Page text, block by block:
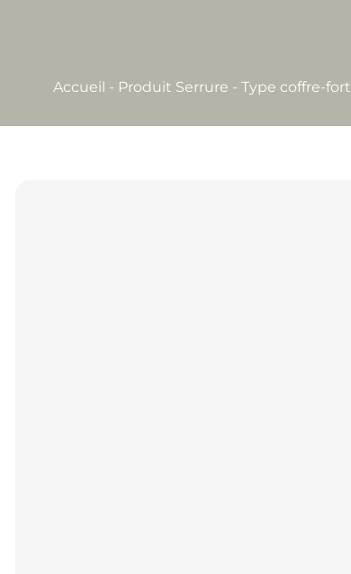
Accueil - Produit Serrure - Type coffre-fort